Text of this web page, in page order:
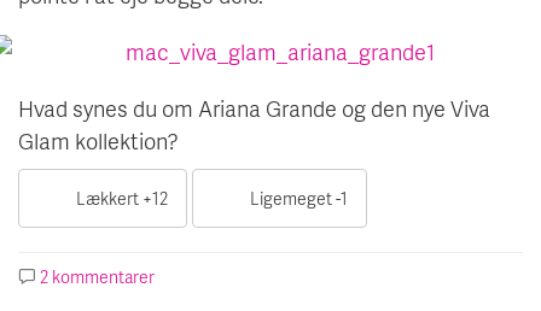
Hvad synes du om Ariana Grande og den nye Viva
Glam kollektion?
12 1
2 kommentarer